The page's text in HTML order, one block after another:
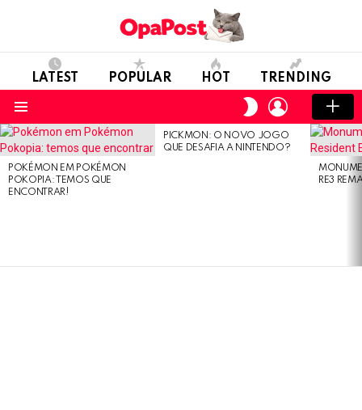
LATEST POPULAR HOT TRENDING
SWITCH
SKIN
LOGIN
LATEST
STORIES
POKÉMON EM POKÉMON
POKOPIA: TEMOS QUE
ENCONTRAR!
PICKMON: O NOVO JOGO
QUE DESAFIA A NINTENDO?
RE3